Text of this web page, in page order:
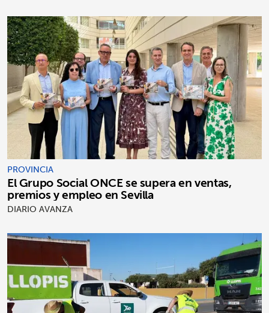
PROVINCIA
El Grupo Social ONCE se supera en ventas,
premios y empleo en Sevilla
DIARIO AVANZA